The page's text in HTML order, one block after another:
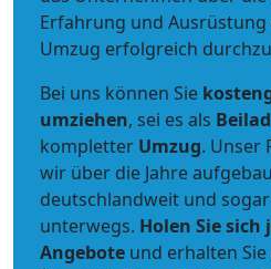
Erfahrung und
Umzug erfolgreich
Bei uns können Sie
umziehen, sei es als
kompletter Umzug. Unser
wir über die Jahre
deutschlandweit und
unterwegs. Holen Sie
Angebote und erhalten